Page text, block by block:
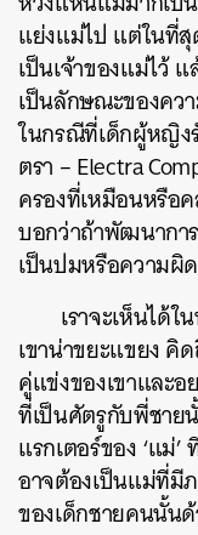
แย่งแม่ไป แต่ในที่สุ
เป็นเจ้าของแม่ไว้
เป็นลักษณะของคว
ในกรณีที่เด็กผู้หญิง
ตรา – Electra
ครองที่เหมือนหรือ
บอกว่าถ้าพัฒนากา
เป็นปมหรือความผิ
เราจะเห็นได้
เขาน่าขยะแขยง คิ
คู่แข่งของเขาและ
ที่เป็นศัตรูกับพี่ชาย
แรกเตอร์ของ ‘แม่
อาจต้องเป็นแม่ที่มี
ของเด็กชายคนนั้น